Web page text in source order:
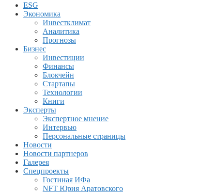
ESG
Экономика
Инвестклимат
Аналитика
Прогнозы
Бизнес
Инвестиции
Финансы
Блокчейн
Стартапы
Технологии
Книги
Эксперты
Экспертное мнение
Интервью
Персональные страницы
Новости
Новости партнеров
Галерея
Спецпроекты
Гостиная ИФа
NFT Юрия Аратовского